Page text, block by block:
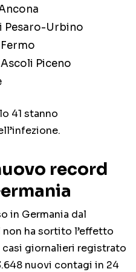
Pesaro-Urbino
Piceno
41 stanno
record
in Germania dal
ha sortito l’effetto
giornalieri registrato
nuovi contagi in 24